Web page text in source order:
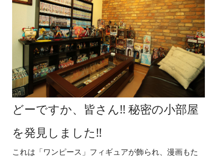
どーですか、皆さん!! 秘密の小部屋
を発見しました!!
これは「ワンピース」フィギュアが飾られ、漫画もた